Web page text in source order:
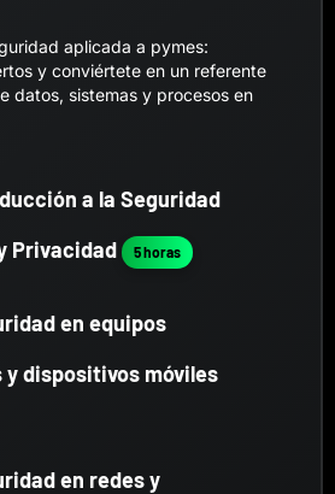
aplicada a pymes:
y conviértete en un referente
datos, sistemas y procesos en
a la Seguridad
Privacidad
5 horas
en equipos
dispositivos móviles
en redes y